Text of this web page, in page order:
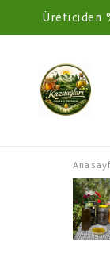
Üreticiden